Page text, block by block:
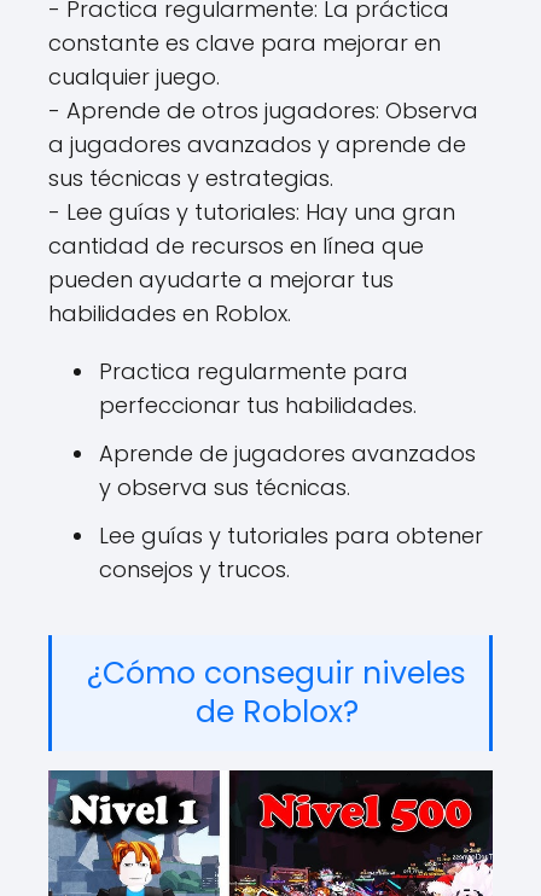
- Practica regularmente: La práctica
constante es clave para mejorar en
cualquier juego.
- Aprende de otros jugadores: Observa
a jugadores avanzados y aprende de
sus técnicas y estrategias.
- Lee guías y tutoriales: Hay una gran
cantidad de recursos en línea que
pueden ayudarte a mejorar tus
habilidades en Roblox.
Practica regularmente para
perfeccionar tus habilidades.
Aprende de jugadores avanzados
y observa sus técnicas.
Lee guías y tutoriales para obtener
consejos y trucos.
¿Cómo conseguir niveles
de Roblox?